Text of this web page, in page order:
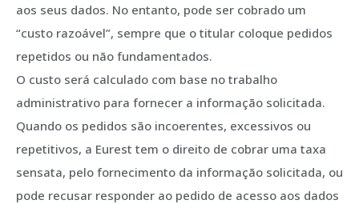
aos seus dados. No entanto, pode ser cobrado um
“custo razoável”, sempre que o titular coloque pedidos
repetidos ou não fundamentados.
O custo será calculado com base no trabalho
administrativo para fornecer a informação solicitada.
Quando os pedidos são incoerentes, excessivos ou
repetitivos, a Eurest tem o direito de cobrar uma taxa
sensata, pelo fornecimento da informação solicitada, ou
pode recusar responder ao pedido de acesso aos dados